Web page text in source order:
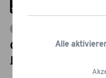
Grillspieß mit
Netzanschluss
Alle